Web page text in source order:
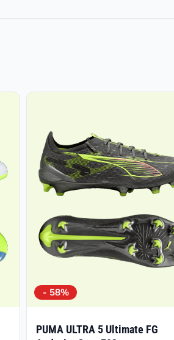
- 58%
PUMA ULTRA 5 Ultimate FG